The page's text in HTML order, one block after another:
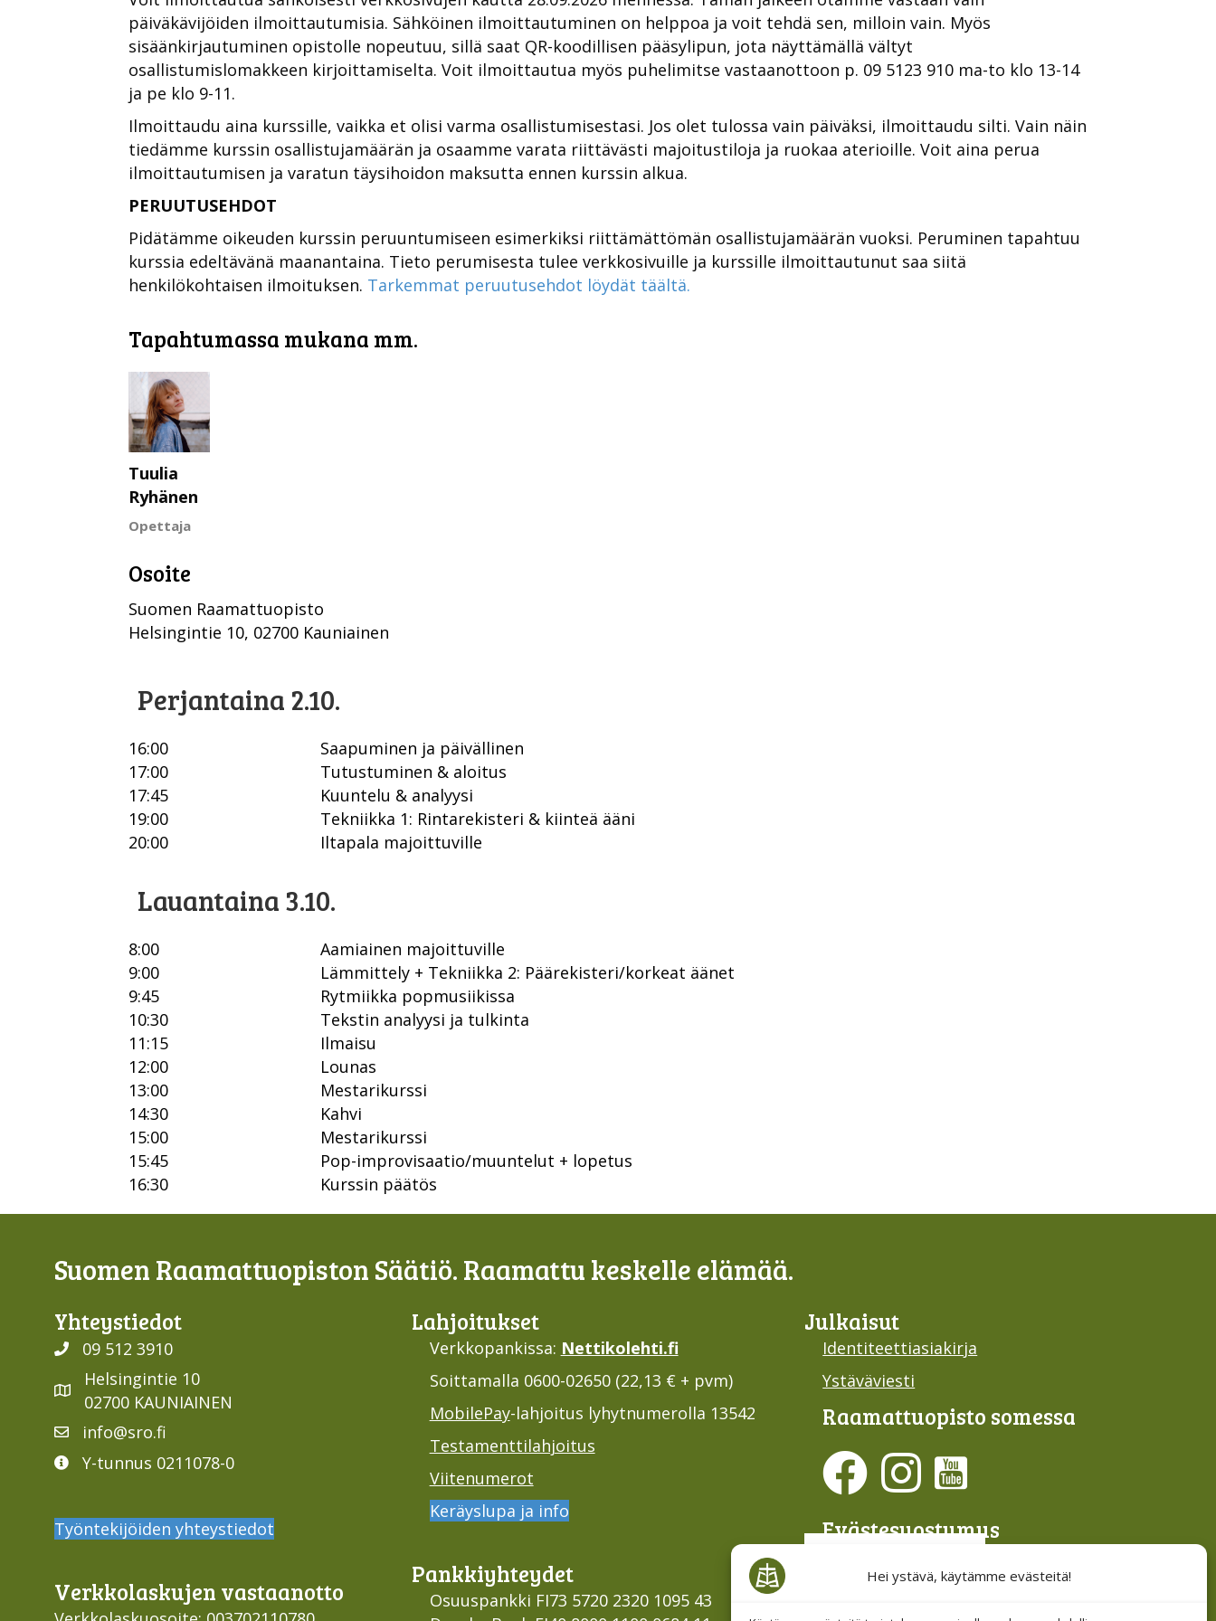
Hei ystävä, käytämme evästeitä!
päiväkävijöiden ilmoittautumisia. Sähköinen ilmoittautuminen on helppoa ja voit tehdä sen, milloin vain. Myös
sisäänkirjautuminen opistolle nopeutuu, sillä saat QR-koodillisen pääsylipun, jota näyttämällä vältyt
osallistumislomakkeen kirjoittamiselta. Voit ilmoittautua myös puhelimitse vastaanottoon p. 09 5123 910 ma-to klo 13-14
ja pe klo 9-11.
Ilmoittaudu aina kurssille, vaikka et olisi varma osallistumisestasi. Jos olet tulossa vain päiväksi, ilmoittaudu silti. Vain näin
tiedämme kurssin osallistujamäärän ja osaamme varata riittävästi majoitustiloja ja ruokaa aterioille. Voit aina perua
ilmoittautumisen ja varatun täysihoidon maksutta ennen kurssin alkua.
PERUUTUSEHDOT
Pidätämme oikeuden kurssin peruuntumiseen esimerkiksi riittämättömän osallistujamäärän vuoksi. Peruminen tapahtuu
kurssia edeltävänä maanantaina. Tieto perumisesta tulee verkkosivuille ja kurssille ilmoittautunut saa siitä
henkilökohtaisen ilmoituksen. Tarkemmat peruutusehdot löydät täältä.
Tapahtumassa mukana mm.
Tuulia
Ryhänen
Opettaja
Osoite
Suomen Raamattuopisto
Helsingintie 10, 02700 Kauniainen
Perjantaina 2.10.
16:00
Saapuminen ja päivällinen
17:00
Tutustuminen & aloitus
17:45
Kuuntelu & analyysi
19:00
Tekniikka 1: Rintarekisteri & kiinteä ääni
20:00
Iltapala majoittuville
Lauantaina 3.10.
8:00
Aamiainen majoittuville
9:00
Lämmittely + Tekniikka 2: Päärekisteri/korkeat äänet
9:45
Rytmiikka popmusiikissa
10:30
Tekstin analyysi ja tulkinta
11:15
Ilmaisu
12:00
Lounas
13:00
Mestarikurssi
14:30
Kahvi
15:00
Mestarikurssi
15:45
Pop-improvisaatio/muuntelut + lopetus
16:30
Kurssin päätös
Suomen Raamattuopiston Säätiö. Raamattu keskelle elämää.
Yhteys­tiedot
09 512 3910
Helsingintie 10
02700 KAUNIAINEN
info@sro.fi
Y-tunnus 0211078-0
Työntekijöiden yhteystiedot
Verkko­laskujen vastaan­otto
Lahjoi­tukset
Verkkopankissa: Nettikolehti.fi
Soittamalla 0600-02650 (22,13 € + pvm)
MobilePay-lahjoitus lyhytnumerolla 13542
Testamenttilahjoitus
Viitenumerot
Keräyslupa ja info
Pankki­yhteydet
Osuuspankki FI73 5720 2320 1095 43
Julkaisut
Identiteettiasiakirja
Ystäväviesti
Raamattu­opisto somessa
Evästesuostumus
Etsi sivuiltamme